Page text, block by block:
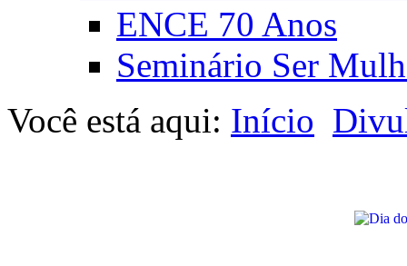
ENCE 70 Anos
Seminário Ser
Você está aqui: Início